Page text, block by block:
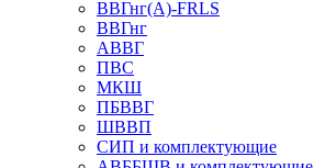
ВВГнг(А)-FRLS
ВВГнг
АВВГ
ПВС
МКШ
ПБВВГ
ШВВП
СИП и комплектующие